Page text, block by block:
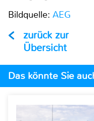
Bildquelle: AEG
zurück zur
Übersicht
Das könnte Sie